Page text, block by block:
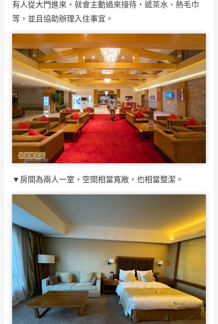
有人從大門進來，就會主動過來接待，遞茶水、熱毛巾
等，並且協助辦理入住事宜。
▼房間為兩人一室，空間相當寬敞，也相當整潔。